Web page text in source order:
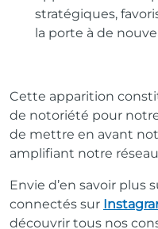
stratégiques,
la porte à de
Cette apparition
de notoriété pour
de mettre en avant
amplifiant notre
Envie d’en savoir plus
connectés sur
découvrir tous nos